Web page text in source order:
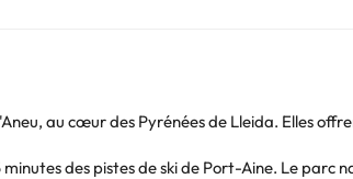
au cœur des Pyrénées de Lleida. Elles
des pistes de ski de Port-Aine. Le